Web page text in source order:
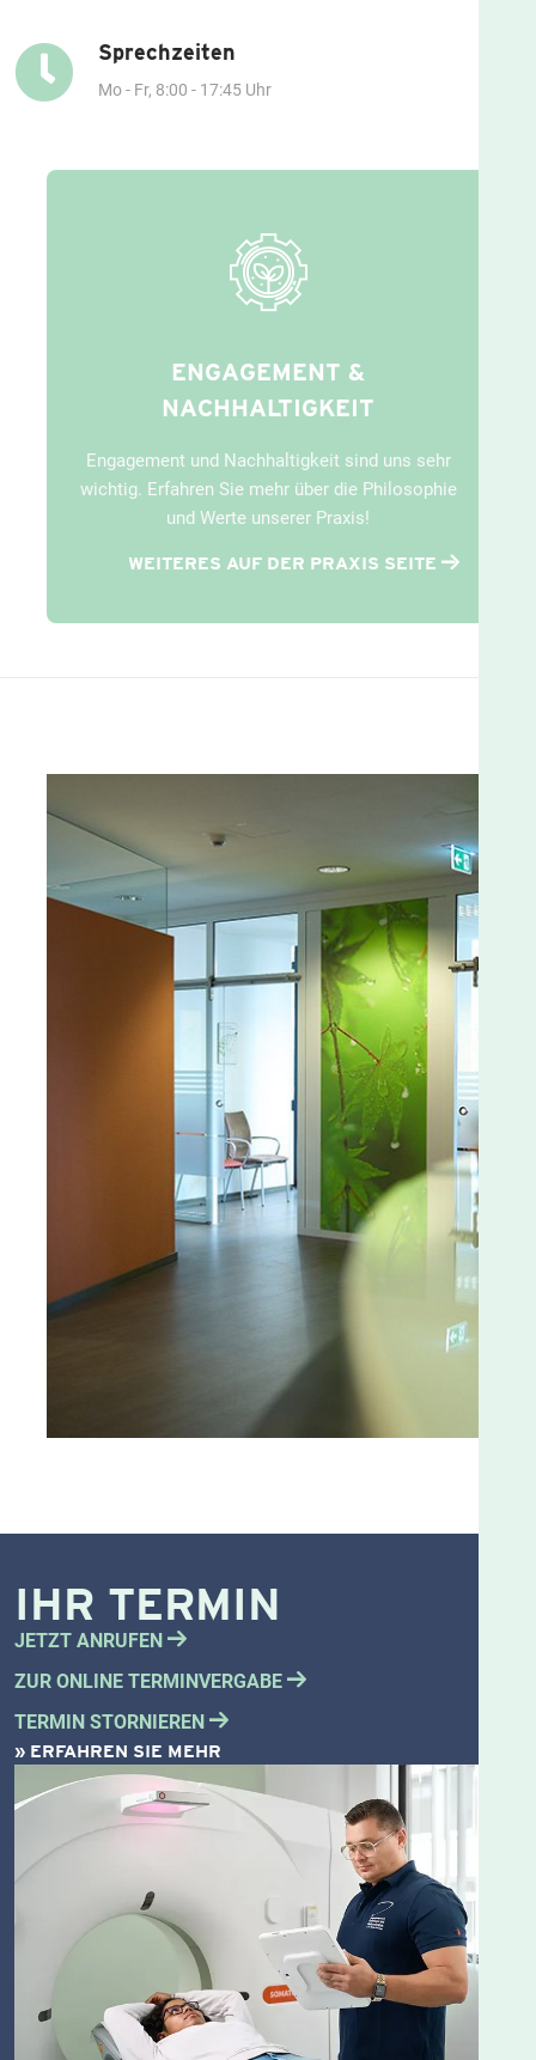
Sprechzeiten
Mo - Fr, 8:00 - 17:45 Uhr
ENGAGEMENT &
NACHHALTIGKEIT
Engagement und Nachhaltigkeit sind uns sehr
wichtig. Erfahren Sie mehr über die Philosophie
und Werte unserer Praxis!
WEITERES AUF DER PRAXIS SEITE
IHR TERMIN
JETZT ANRUFEN
ZUR ONLINE TERMINVERGABE
TERMIN STORNIEREN
» ERFAHREN SIE MEHR